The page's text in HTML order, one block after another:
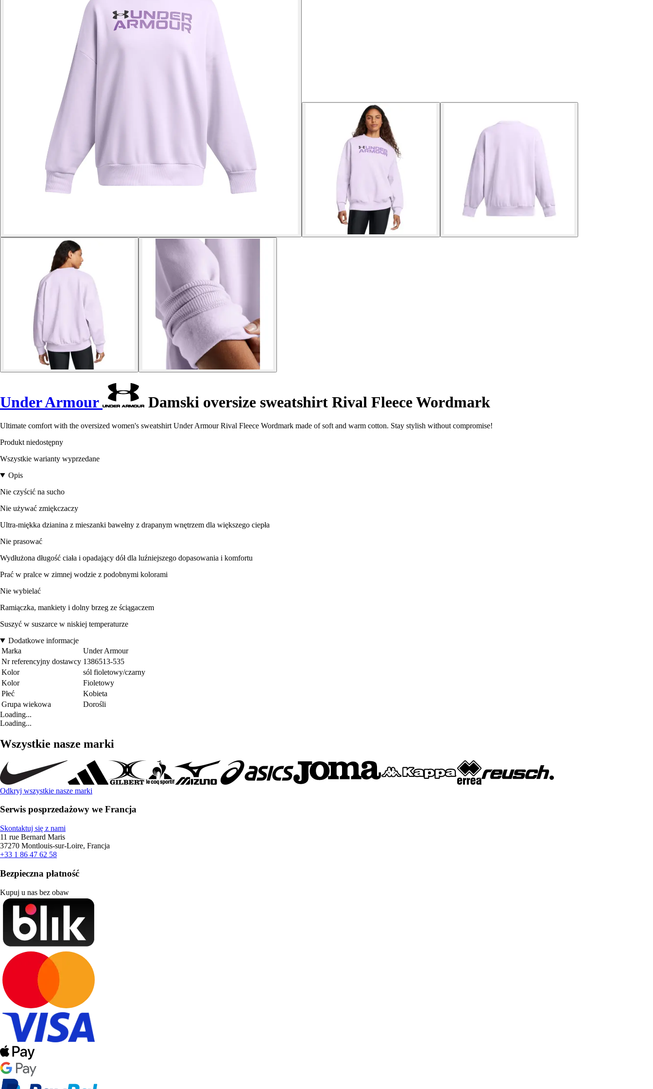
Under Armour Damski oversize sweatshirt Rival Fleece Wordmark
Ultimate comfort with the oversized women's sweatshirt Under Armour Rival Fleece Wordmark made of soft and warm cotton. Stay stylish without compromise!
Produkt niedostępny
Wszystkie warianty wyprzedane
Opis
Nie czyścić na sucho
Nie używać zmiękczaczy
Ultra-miękka dzianina z mieszanki bawełny z drapanym wnętrzem dla większego ciepła
Nie prasować
Wydłużona długość ciała i opadający dół dla luźniejszego dopasowania i komfortu
Prać w pralce w zimnej wodzie z podobnymi kolorami
Nie wybielać
Ramiączka, mankiety i dolny brzeg ze ściągaczem
Suszyć w suszarce w niskiej temperaturze
Dodatkowe informacje
Marka
Under Armour
Nr referencyjny dostawcy 1386513-535
Kolor
sól fioletowy/czarny
Kolor
Fioletowy
Płeć
Kobieta
Grupa wiekowa
Dorośli
Loading...
Loading...
Wszystkie nasze marki
Odkryj wszystkie nasze marki
Serwis posprzedażowy we Francja
Skontaktuj się z nami
11 rue Bernard Maris
37270 Montlouis-sur-Loire, Francja
+33 1 86 47 62 58
Bezpieczna płatność
Kupuj u nas bez obaw